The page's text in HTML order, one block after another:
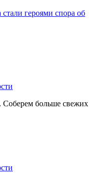
героями спора об
Соберем больше свежих